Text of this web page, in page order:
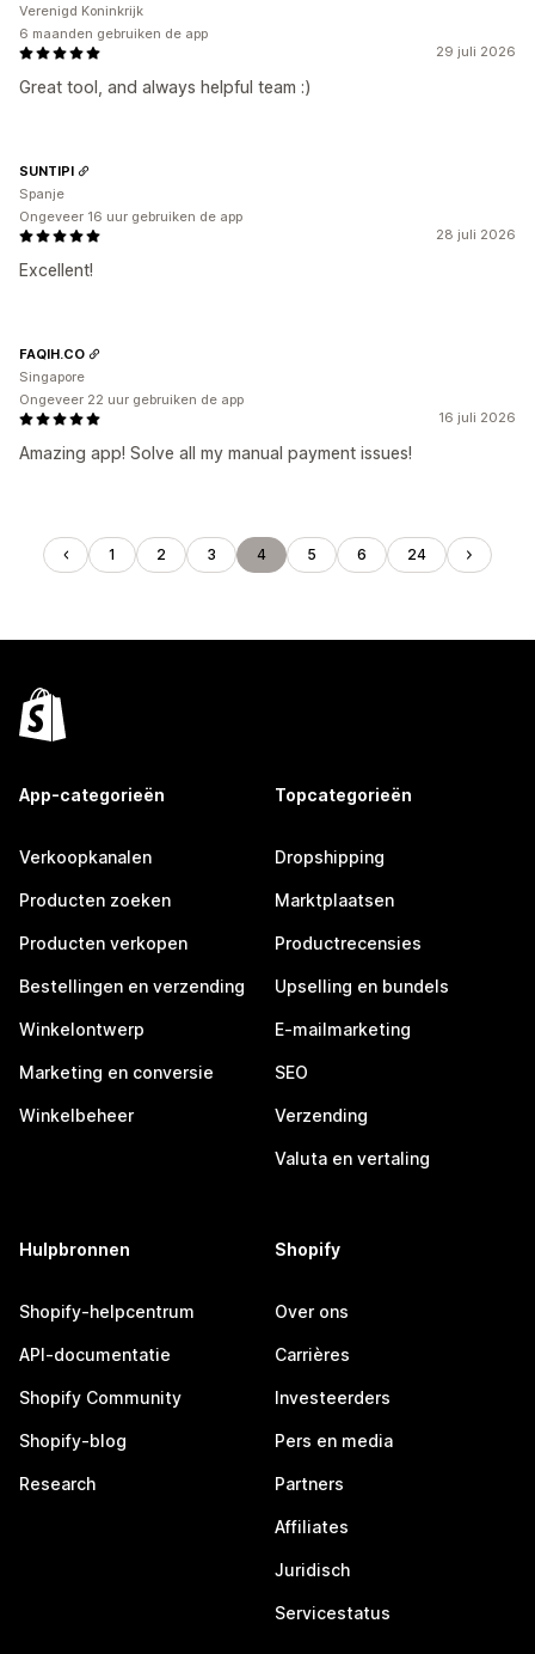
29 juli 2026
Great tool, and always helpful team :)
Verenigd Koninkrijk
6 maanden gebruiken de app
28 juli 2026
Excellent!
SUNTIPI
Spanje
Ongeveer 16 uur gebruiken de app
16 juli 2026
Amazing app! Solve all my manual payment issues!
FAQIH.CO
Singapore
Ongeveer 22 uur gebruiken de app
1 2 3 4 5 6 24
App-categorieën
Verkoopkanalen
Producten zoeken
Producten verkopen
Bestellingen en verzending
Winkelontwerp
Marketing en conversie
Winkelbeheer
Topcategorieën
Dropshipping
Marktplaatsen
Productrecensies
Upselling en bundels
E-mailmarketing
SEO
Verzending
Valuta en vertaling
Hulpbronnen
Shopify-helpcentrum
API-documentatie
Shopify Community
Shopify-blog
Research
Shopify
Over ons
Carrières
Investeerders
Pers en media
Partners
Affiliates
Juridisch
Servicestatus